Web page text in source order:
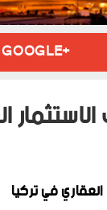
GOOGLE+
في تركيا